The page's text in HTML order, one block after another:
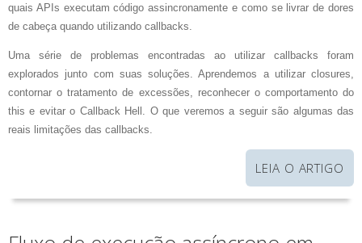
quais APIs executam código assincronamente e como se livrar de dores
de cabeça quando utilizando callbacks.
Uma série de problemas encontradas ao utilizar callbacks foram
explorados junto com suas soluções. Aprendemos a utilizar closures,
contornar o tratamento de excessões, reconhecer o comportamento do
this e evitar o Callback Hell. O que veremos a seguir são algumas das
reais limitações das callbacks.
LEIA O ARTIGO